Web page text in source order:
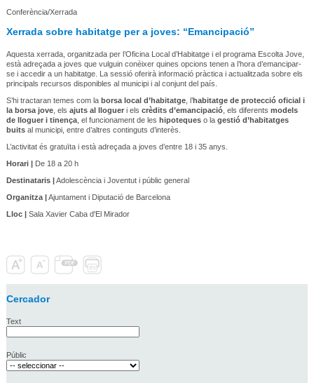
Conferència/Xerrada
Xerrada sobre habitatge per a joves: “Emancipació”
Aquesta xerrada, organitzada per l’Oficina Local d’Habitatge i el programa Escolta Jove,
està adreçada a joves que vulguin conèixer quines opcions tenen a l’hora d’emancipar-
se i accedir a un habitatge. La sessió oferirà informació pràctica i actualitzada sobre els
principals recursos disponibles al municipi i al conjunt del país.
S’hi tractaran temes com la borsa local d’habitatge, l’habitatge de protecció oficial i
la borsa jove, els ajuts al lloguer i els crèdits d’emancipació, els diferents models
de lloguer i tinença, el funcionament de les hipoteques o la gestió d’habitatges
buits al municipi, entre d’altres continguts d’interès.
L’activitat és gratuïta i està adreçada a joves d’entre 18 i 35 anys.
Horari |De 18 a 20 h
Destinataris |Adolescència i Joventut i públic general
Organitza |Ajuntament i Diputació de Barcelona
Lloc |Sala Xavier Caba d'El Mirador
Cercador
Text
Públic